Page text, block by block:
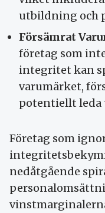
utbildning och
Försämrat
företag som
integritet kan
varumärket,
potentiellt leda
Företag som
nedåtgående